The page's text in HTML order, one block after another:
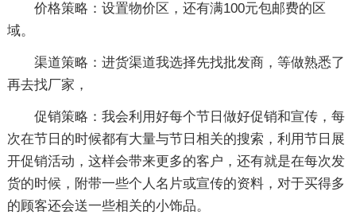
价格策略：设置物价区，还有满100元包邮费的区
域。
渠道策略：进货渠道我选择先找批发商，等做熟悉了
再去找厂家，
促销策略：我会利用好每个节日做好促销和宣传，每
次在节日的时候都有大量与节日相关的搜索，利用节日展
开促销活动，这样会带来更多的客户，还有就是在每次发
货的时候，附带一些个人名片或宣传的资料，对于买得多
的顾客还会送一些相关的小饰品。